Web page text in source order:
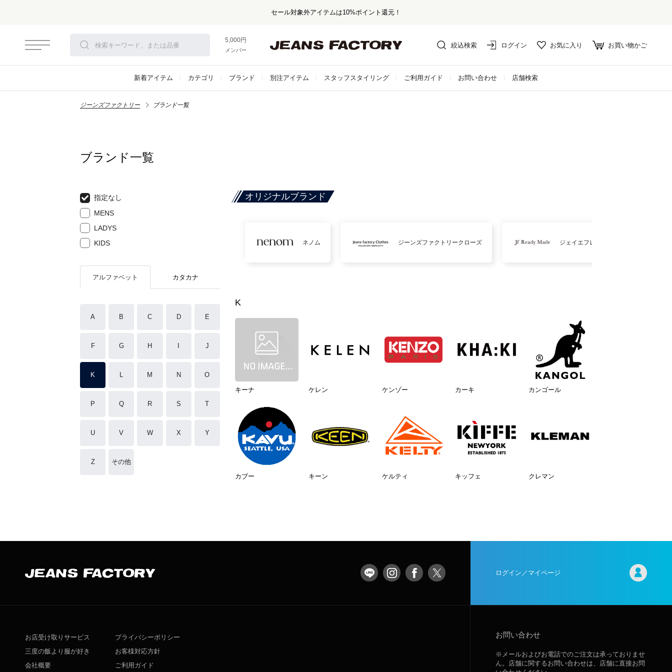
セール対象外アイテムは10%ポイント還元！
5,000円以上お買い上げで送料無料！
メンバー登録でお得な情報をゲット。さらに詳しく
絞込検索 ログイン お気に入り お買い物かご
新着アイテム カテゴリ ブランド 別注アイテム スタッフスタイリング ご利用ガイド お問い合わせ 店舗検索
ジーンズファクトリー ブランド一覧
ブランド一覧
指定なし
MENS
LADYS
KIDS
アルファベット カタカナ
A B C D E
F G H J
K L M N O
P Q R S T
U V W X Y
Z その他
オリジナルブランド
ネノム ジーンズファクトリークローズ ジェイエフレディメイド
K
キーナ ケレン ケンゾー カーキ カンゴール
カブー キーン ケルティ キッフェ クレマン
ログイン／マイページ
お店受け取りサービス
三度の飯より服が好き
会社概要
プライバシーポリシー
お客様対応方針
ご利用ガイド
お問い合わせ
※メールおよびお電話でのご注文は承っておりませ
ん。店舗に関するお問い合わせは、店舗に直接お問